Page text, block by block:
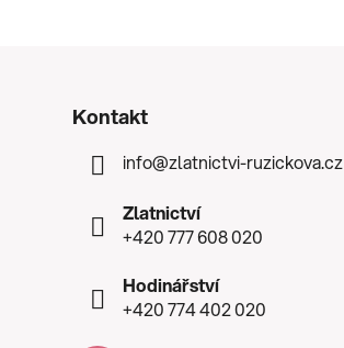
Kontakt
info@zlatnictvi-ruzickova.cz
Zlatnictví
+420 777 608 020
Hodinářství
+420 774 402 020